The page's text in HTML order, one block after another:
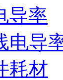
导率
电导
耗材